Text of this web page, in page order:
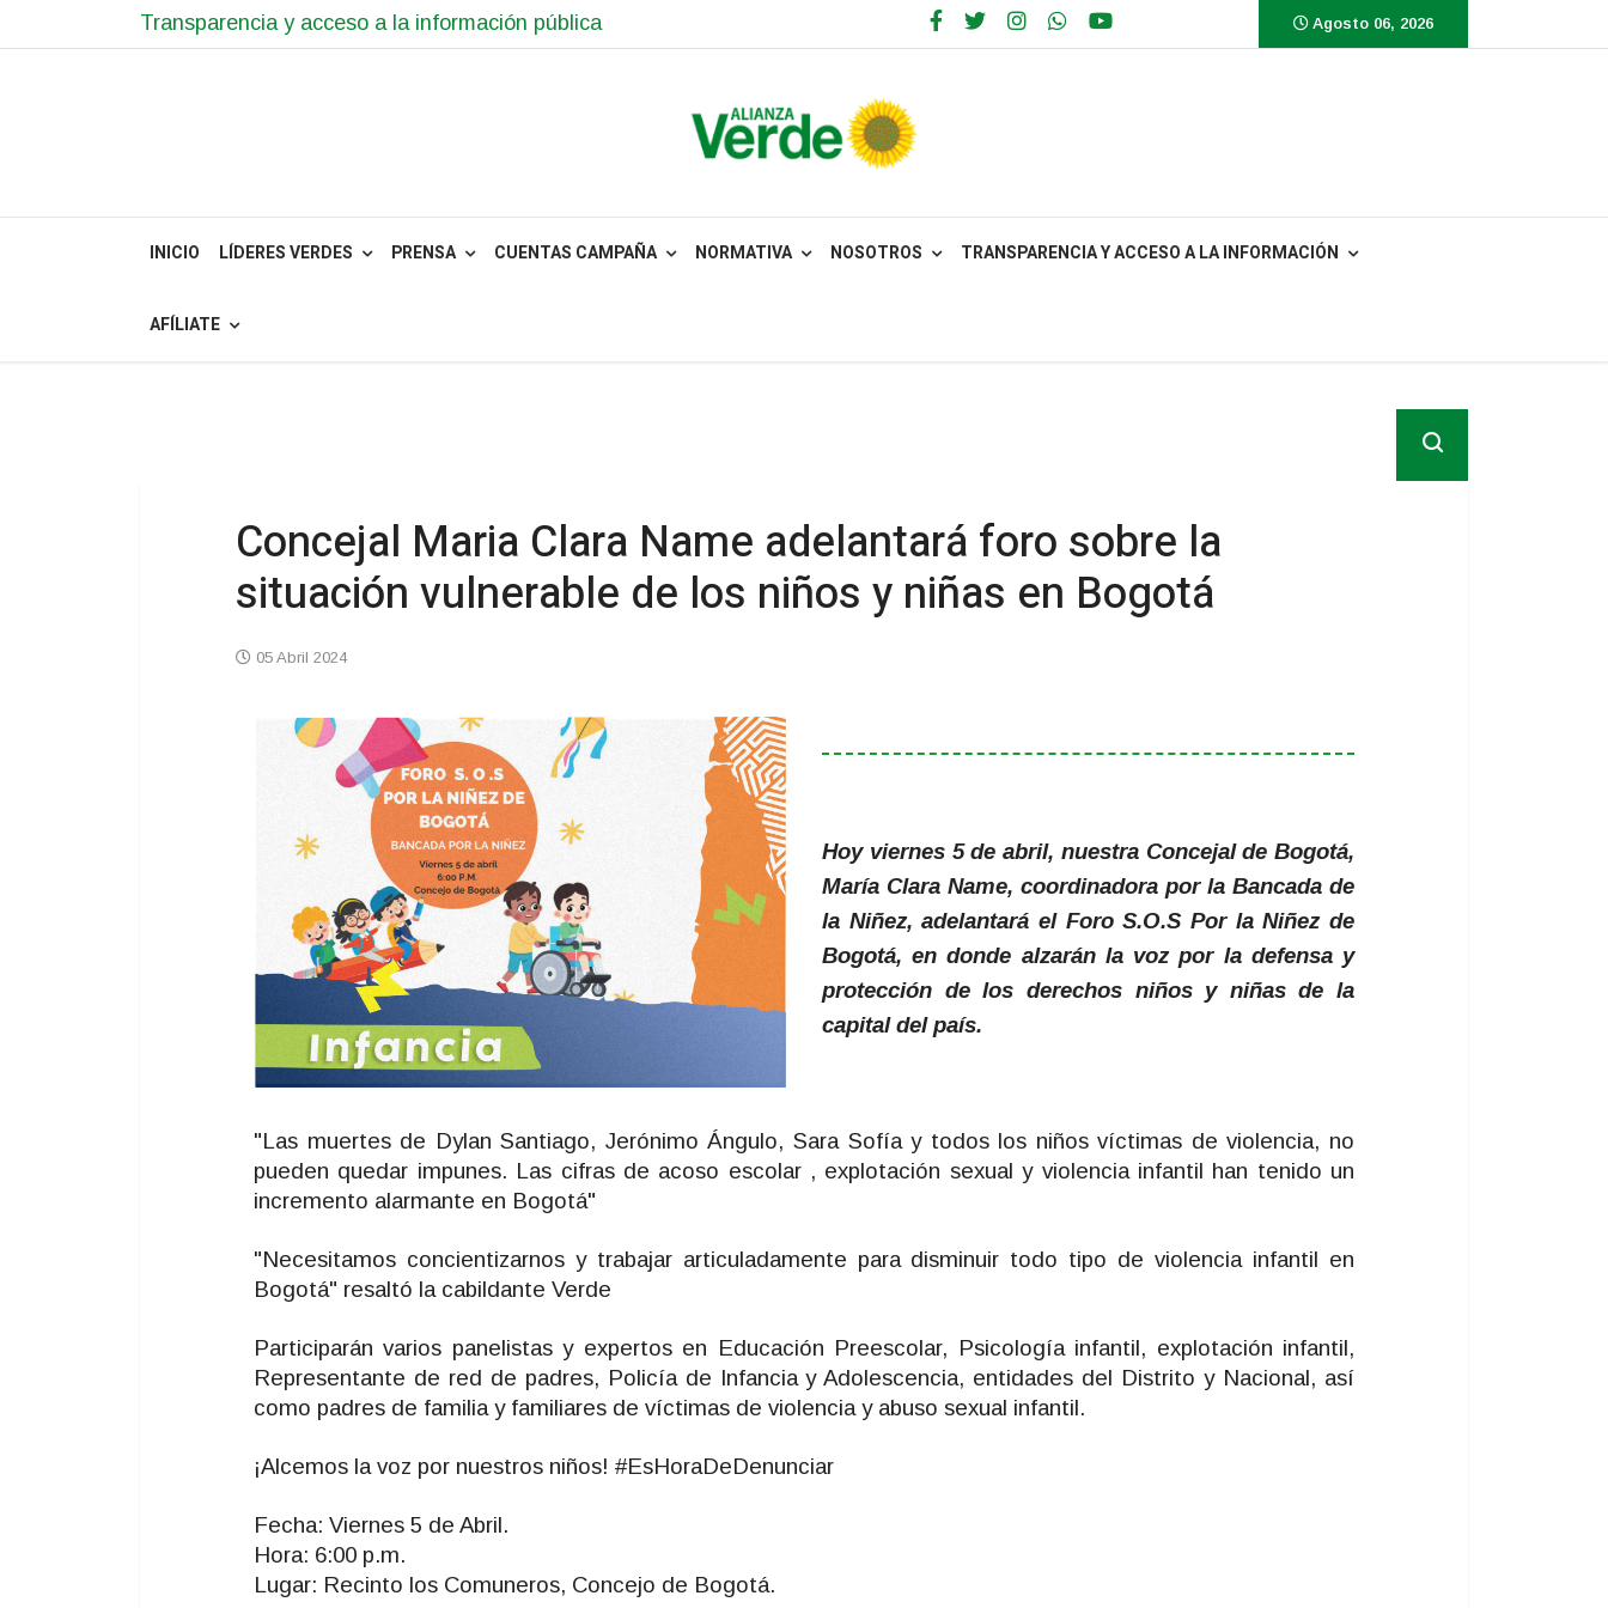
Transparencia y acceso a la información pública Agosto 06, 2026
INICIO LÍDERES VERDES PRENSA CUENTAS CAMPAÑA NORMATIVA NOSOTROS TRANSPARENCIA Y ACCESO A LA INFORMACIÓN
AFÍLIATE
Concejal Maria Clara Name adelantará foro sobre la
situación vulnerable de los niños y niñas en Bogotá
05 Abril 2024
Hoy viernes 5 de abril, nuestra Concejal de Bogotá,
María Clara Name, coordinadora por la Bancada de
la Niñez, adelantará el Foro S.O.S Por la Niñez de
Bogotá, en donde alzarán la voz por la defensa y
protección de los derechos niños y niñas de la
capital del país.
"Las muertes de Dylan Santiago, Jerónimo Ángulo, Sara Sofía y todos los niños víctimas de violencia, no
pueden quedar impunes. Las cifras de acoso escolar , explotación sexual y violencia infantil han tenido un
incremento alarmante en Bogotá"
"Necesitamos concientizarnos y trabajar articuladamente para disminuir todo tipo de violencia infantil en
Bogotá" resaltó la cabildante Verde
Participarán varios panelistas y expertos en Educación Preescolar, Psicología infantil, explotación infantil,
Representante de red de padres, Policía de Infancia y Adolescencia, entidades del Distrito y Nacional, así
como padres de familia y familiares de víctimas de violencia y abuso sexual infantil.
¡Alcemos la voz por nuestros niños! #EsHoraDeDenunciar
Fecha: Viernes 5 de Abril.
Hora: 6:00 p.m.
Lugar: Recinto los Comuneros, Concejo de Bogotá.